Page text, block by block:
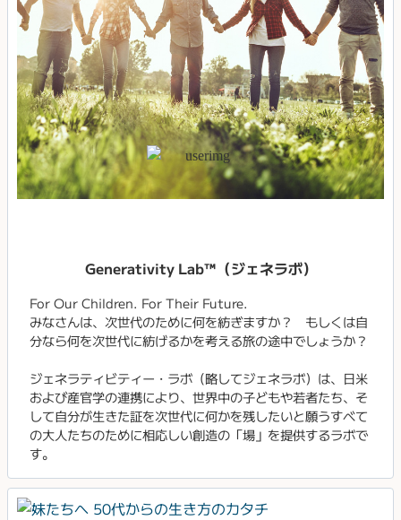
Generativity Lab™（ジェネラボ）
For Our Children. For Their Future.
みなさんは、次世代のために何を紡ぎますか？ もしくは自
分なら何を次世代に紡げるかを考える旅の途中でしょうか？
ジェネラティビティー・ラボ（略してジェネラボ）は、日米
および産官学の連携により、世界中の子どもや若者たち、そ
して自分が生きた証を次世代に何かを残したいと願うすべて
の大人たちのために相応しい創造の「場」を提供するラボで
す。